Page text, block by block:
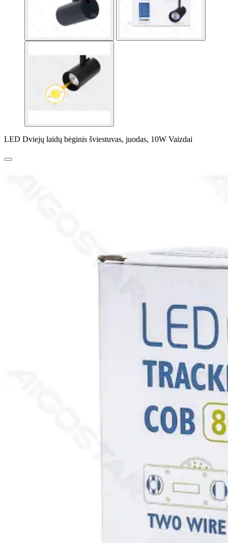
LED Dviejų laidų bėginis šviestuvas, juodas, 10W Vaizdai